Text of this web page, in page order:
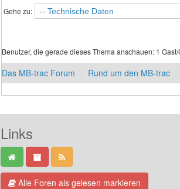
Gehe zu:
Benutzer, die gerade dieses Thema anschauen: 1 Gast/
Das MB-trac Forum Rund um den MB-trac
Links
Alle Foren als gelesen markieren